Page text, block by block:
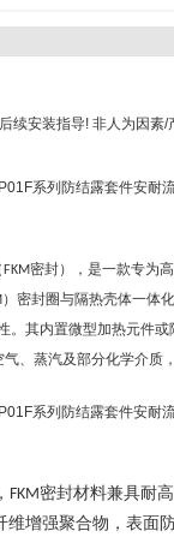
安装指导! 非人为因
FKM密封），是一款专为
）密封圈与隔热壳体一体
其内置微型加热元件
、蒸汽及部分化学介质
FKM密封材料兼具耐
维增强聚合物，表面